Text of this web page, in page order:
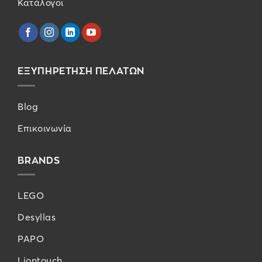
Κατάλογοι
ΕΞΥΠΗΡΕΤΗΣΗ ΠΕΛΑΤΩΝ
Blog
Επικοινωνία
BRANDS
LEGO
Desyllas
PAPO